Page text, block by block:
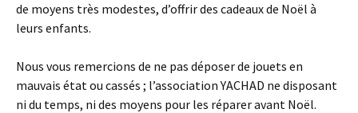
de moyens très modestes, d’offrir des cadeaux de Noël à
leurs enfants.
Nous vous remercions de ne pas déposer de jouets en
mauvais état ou cassés ; l’association YACHAD ne disposant
ni du temps, ni des moyens pour les réparer avant Noël.